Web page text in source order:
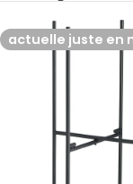
actuelle juste en